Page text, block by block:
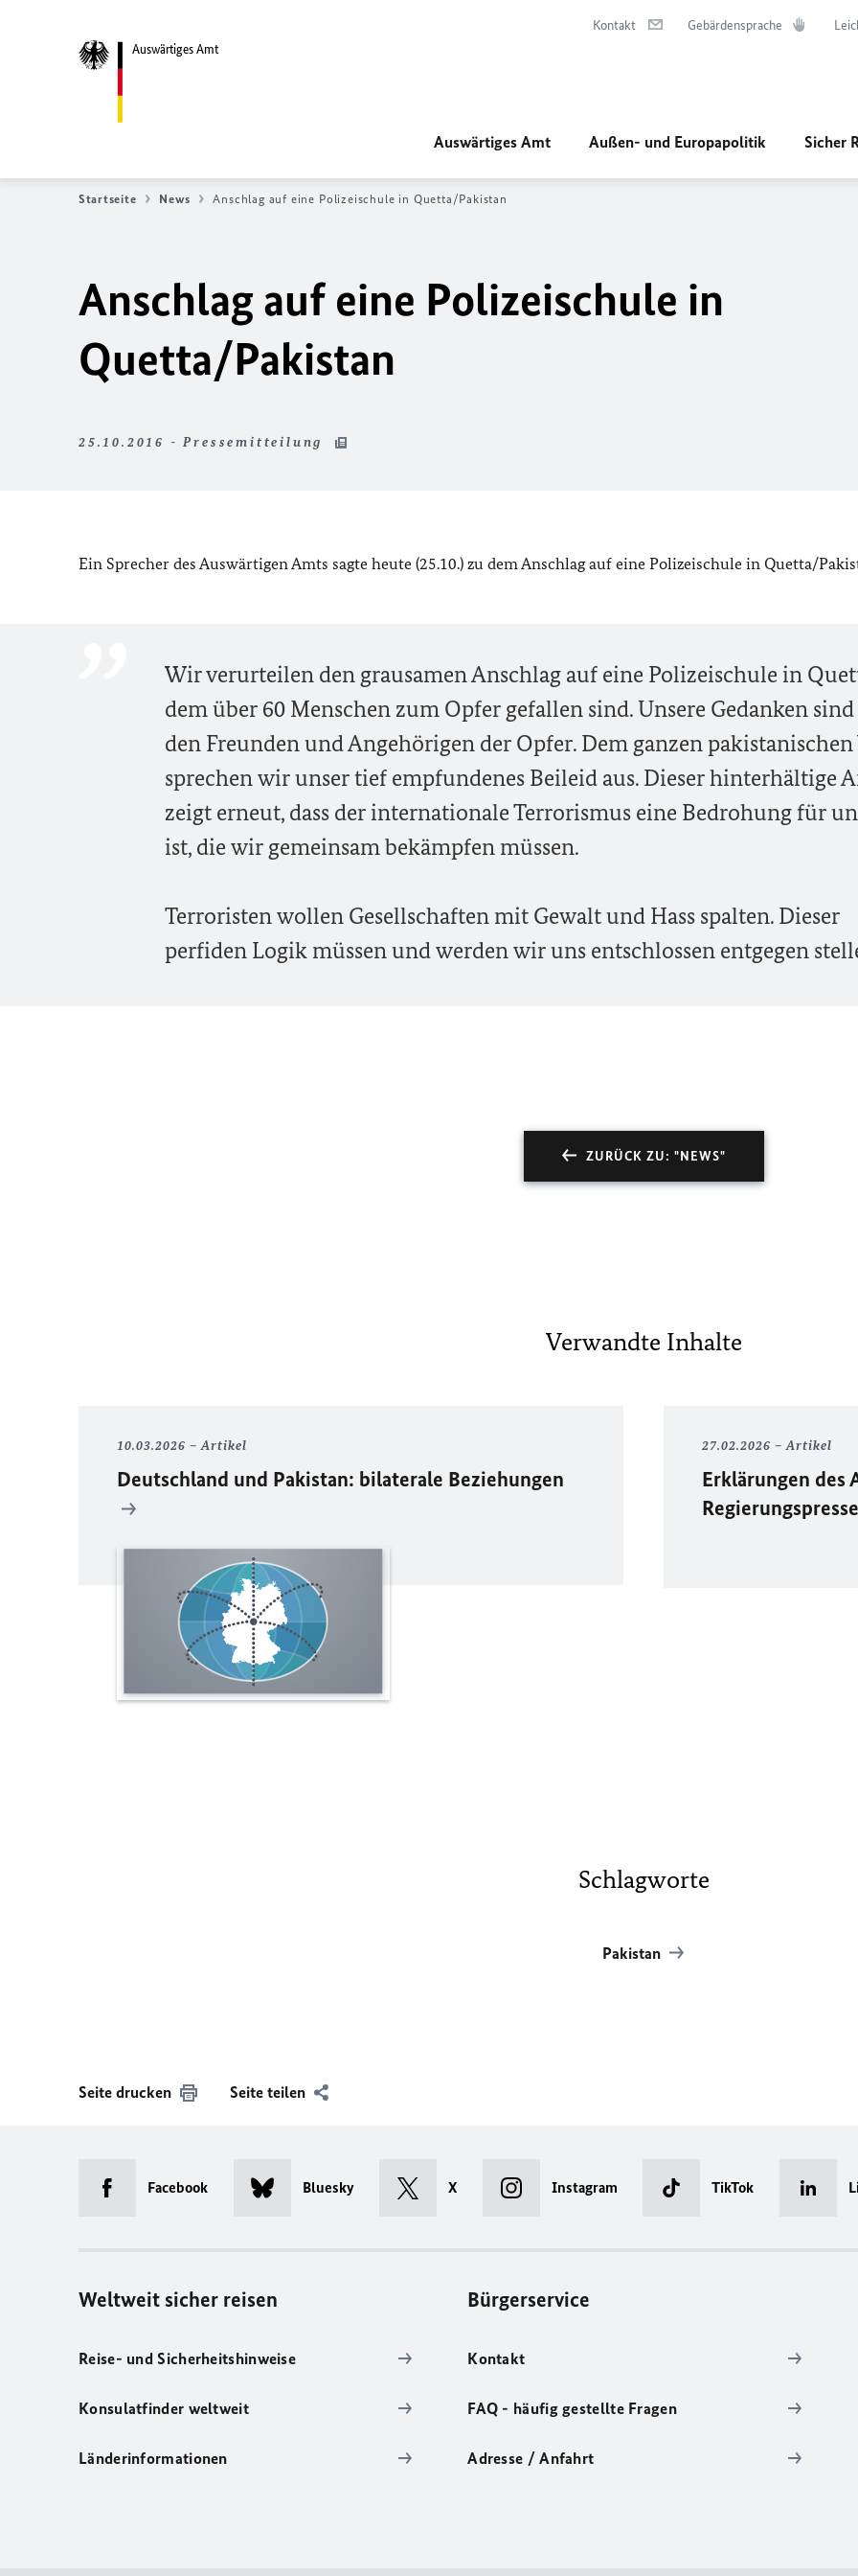
Auswärtiges Amt
Kontakt Gebärdensprache
Auswärtiges Amt Außen- und Europapolitik Sicher
Startseite News Anschlag auf eine Polizeischule in Quetta/Pakistan
Anschlag auf eine Polizeischule in
Quetta/Pakistan
25.10.2016 - Pressemitteilung
Ein Sprecher des Auswärtigen Amts sagte heute (25.10.) zu dem Anschlag auf eine Polizeischule in Quetta/
Wir verurteilen den grausamen Anschlag auf eine Polizeischule in
dem über 60 Menschen zum Opfer gefallen sind. Unsere Gedanken
den Freunden und Angehörigen der Opfer. Dem ganzen
sprechen wir unser tief empfundenes Beileid aus. Dieser hinterhältige
zeigt erneut, dass der internationale Terrorismus eine Bedrohung für
ist, die wir gemeinsam bekämpfen müssen.
Terroristen wollen Gesellschaften mit Gewalt und Hass spalten. Dieser
perfiden Logik müssen und werden wir uns entschlossen entgegen
ZURÜCK ZU: "NEWS"
Verwandte Inhalte
10.03.2026 Artikel
Deutschland und Pakistan: bilaterale Beziehungen
27.02.2026 Artikel
Erklärungen des
Schlagworte
Pakistan
Seite drucken Seite teilen
Facebook Bluesky X Instagram TikTok
Weltweit sicher reisen
Reise- und Sicherheitshinweise
Konsulatfinder weltweit
Länderinformationen
Bürgerservice
Kontakt
FAQ - häufig gestellte Fragen
Adresse / Anfahrt